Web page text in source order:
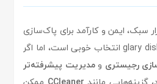
سبک، ایمن و کارآمد برای پاک‌سازی
دیسک هستید، glary disk cleaner انتخاب خوبی است، اما اگر
رجیستری ومدیریت پیشرفته‌تر